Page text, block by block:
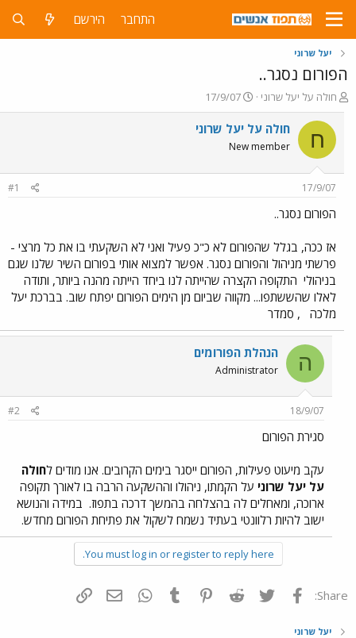
התחבר הירשם
יעל שרוני
הפורום נסגר..
פ
ו
ת
ח
ה
ש
א
חולה על יעל שרוני
פ
ו
ר
ם
17/9/07
ח חולה על יעל שרוני
New member
17/9/07
#1
הפורום נסגר..
אז ככה, בגלל שהפורום לא כ"כ פעיל ואני לא השקעתי בו את כל מרצי -
פרשתי מניהול והפורום נסגר. אפשר למצוא אותי בפורום השיר שלנו שגם
בניהולי התקופה הקצרה שהייתה לנו ביחד הייתה מהנה ביותר, ותודה
לאלו שהששתפו... מקווה שביום מן הימים הפורום יפתח שוב. בברכת יעל
מלכה
, סמדר
ה הנהלת הפורומים
Administrator
18/9/07
#2
סגירת הפורום
עקב מיעוט פעילות, הפורום ייסגר בימים הקרובים. אנו מודים לחולה
על יעל שרוני על הקמתו, ניהולו וההשקעה הרבה בו לאורך תקופה
ארוכה, ומאחלים לה בהצלחה בהמשך דרכה בתפוז. במידה והנושא
ישוב להיות רלוונטי בעתיד נשמח לשקול את פתיחת הפורום מחדש.
You must log in or register to reply here.
Share: פייסבוק Twitter
Reddit
Pinterest
Tumblr
WhatsAppדואר אלקטרוני
יעל שרוני